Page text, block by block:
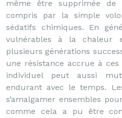
même être supprimée de
compris par la simple
sédatifs chimiques. En
vulnérables à la chaleur
plusieurs générations
une résistance accrue à
individuel peut aussi
endurant avec le temps.
s’amalgamer ensembles
comme cela a pu être